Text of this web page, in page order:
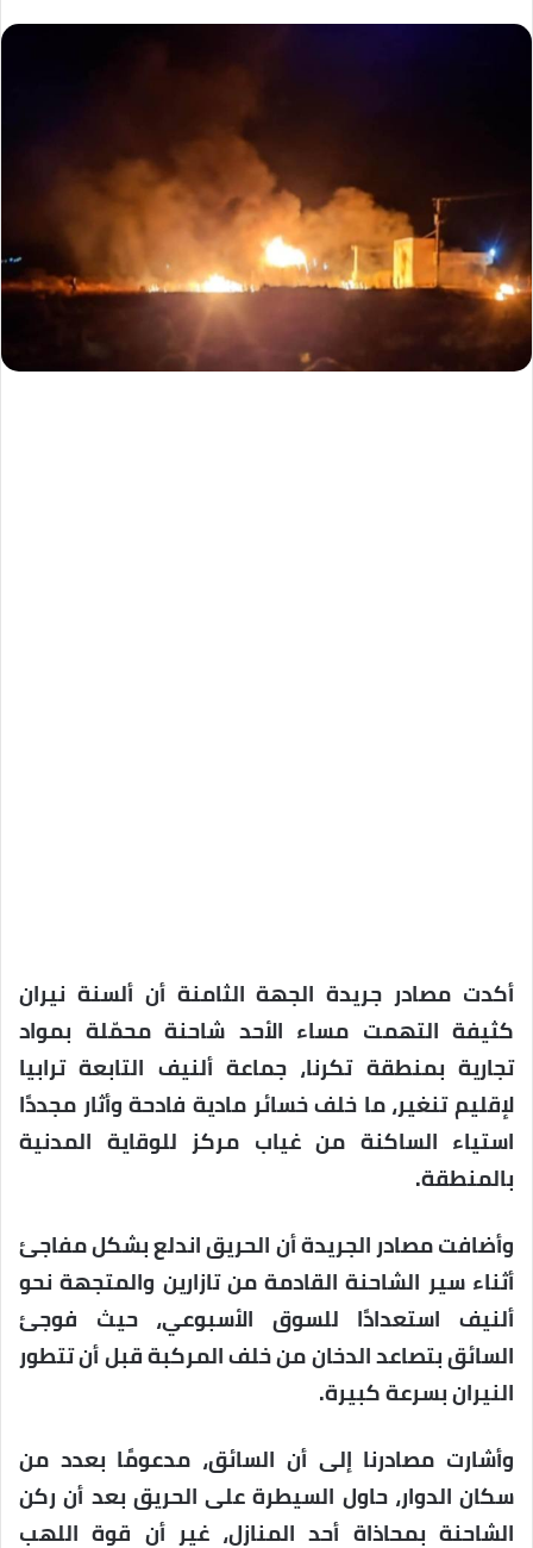
أكدت مصادر جريدة الجهة الثامنة أن ألسنة نيران
كثيفة التهمت مساء الأحد شاحنة محمّلة بمواد
تجارية بمنطقة تكرنا، جماعة ألنيف التابعة ترابيا
لإقليم تنغير، ما خلف خسائر مادية فادحة وأثار مجددًا
استياء الساكنة من غياب مركز للوقاية المدنية
بالمنطقة.
وأضافت مصادر الجريدة أن الحريق اندلع بشكل مفاجئ
أثناء سير الشاحنة القادمة من تازارين والمتجهة نحو
ألنيف استعدادًا للسوق الأسبوعي، حيث فوجئ
السائق بتصاعد الدخان من خلف المركبة قبل أن تتطور
النيران بسرعة كبيرة.
وأشارت مصادرنا إلى أن السائق، مدعومًا بعدد من
سكان الدوار، حاول السيطرة على الحريق بعد أن ركن
الشاحنة بمحاذاة أحد المنازل، غير أن قوة اللهب